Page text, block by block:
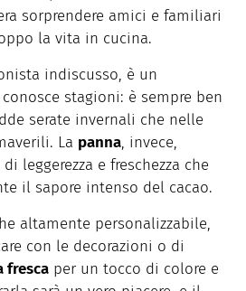
sorprendere amici e familiari
la vita in cucina.
indiscusso, è un
stagioni: è sempre ben
serate invernali che nelle
La panna, invece,
leggerezza e freschezza che
il sapore intenso del cacao.
altamente personalizzabile,
con le decorazioni o di
fresca per un tocco di colore e